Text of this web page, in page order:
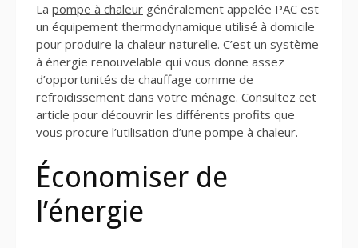
La pompe à chaleur généralement appelée PAC est
un équipement thermodynamique utilisé à domicile
pour produire la chaleur naturelle. C’est un système
à énergie renouvelable qui vous donne assez
d’opportunités de chauffage comme de
refroidissement dans votre ménage. Consultez cet
article pour découvrir les différents profits que
vous procure l’utilisation d’une pompe à chaleur.
Économiser de
l’énergie